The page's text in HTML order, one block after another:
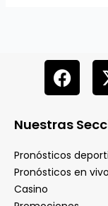
F
a
e
o
o
Nuestras
Pronósticos
Pronósticos en vivo
Casino